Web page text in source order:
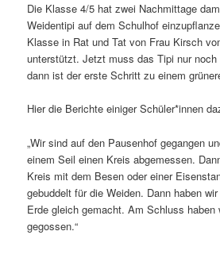
Die Klasse 4/5 hat zwei Nachmittage
Weidentipi auf dem Schulhof
Klasse in Rat und Tat von Frau Kirsch
unterstützt. Jetzt muss das Tipi nur noch
dann ist der erste Schritt zu einem
Hier die Berichte einiger Schüler*innen
„Wir sind auf den Pausenhof gegangen
einem Seil einen Kreis abgemessen.
Kreis mit dem Besen oder einer
gebuddelt für die Weiden. Dann haben
Erde gleich gemacht. Am Schluss haben
gegossen.“